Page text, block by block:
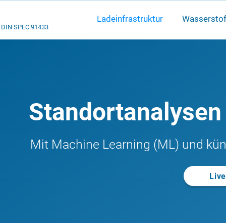
DIN SPEC 91433
Ladeinfrastruktur
Mit Machine Learning (ML) und